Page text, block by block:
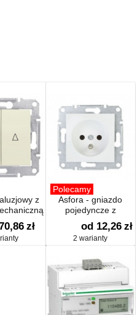
z
zł
Polecamy
Asfora - gniazdo
pojedyncze z
uziemieniem
od 12,26 zł
2 warianty